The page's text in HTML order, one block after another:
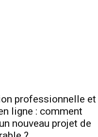
professionnelle et
ligne : comment
nouveau projet de